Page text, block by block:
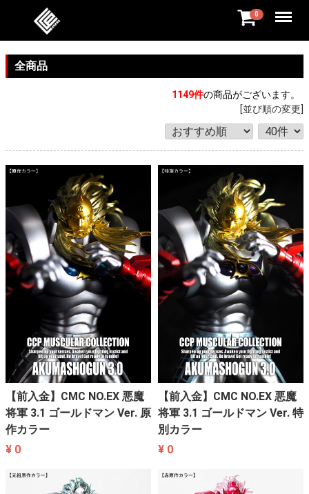
0 Menu
全商品
1149件の商品がございます。
[並び順の変更]
【前入金】CMC NO.EX 悪魔
将軍 3.1 ゴールドマン Ver. 原
作カラー
¥ 0
【前入金】CMC NO.EX 悪魔
将軍 3.1 ゴールドマン Ver. 特
別カラー
¥ 0